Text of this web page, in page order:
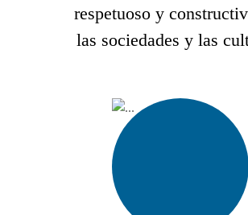
respetuoso y
las sociedades y las